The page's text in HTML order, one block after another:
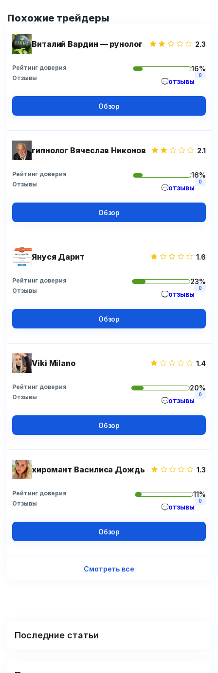
Похожие трейдеры
Виталий Вардин — рунолог 2.3
Рейтинг доверия 16%
Отзывы отзывы
0
Обзор
гипнолог Вячеслав Никонов 2.1
Рейтинг доверия 16%
Отзывы отзывы
0
Обзор
Януся Дарит 1.6
Рейтинг доверия 23%
Отзывы отзывы
0
Обзор
Viki Milano 1.4
Рейтинг доверия 20%
Отзывы отзывы
0
Обзор
хиромант Василиса Дождь 1.3
Рейтинг доверия 11%
Отзывы отзывы
0
Обзор
Смотреть все
Последние статьи